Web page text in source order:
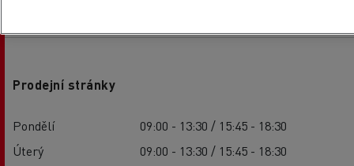
Prodejní stránky
Pondělí
09:00 - 13:30 / 15:45 - 18:30
Úterý
09:00 - 13:30 / 15:45 - 18:30